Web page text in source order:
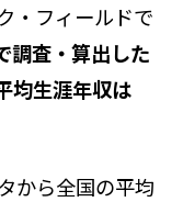
・フィールドで
調査・算出した
均生涯年収は
から全国の平均